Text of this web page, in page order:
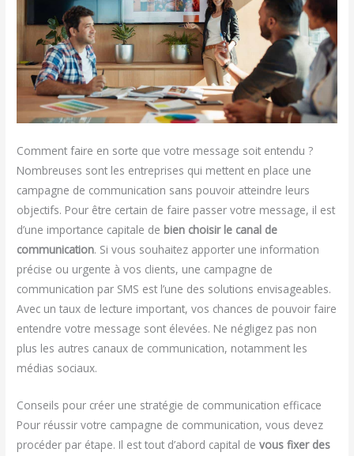
Comment faire en sorte que votre message soit entendu ?
Nombreuses sont les entreprises qui mettent en place une
campagne de communication sans pouvoir atteindre leurs
objectifs. Pour être certain de faire passer votre message, il est
d’une importance capitale de bien choisir le canal de
communication. Si vous souhaitez apporter une information
précise ou urgente à vos clients, une campagne de
communication par SMS est l’une des solutions envisageables.
Avec un taux de lecture important, vos chances de pouvoir faire
entendre votre message sont élevées. Ne négligez pas non
plus les autres canaux de communication, notamment les
médias sociaux.
Conseils pour créer une stratégie de communication efficace
Pour réussir votre campagne de communication, vous devez
procéder par étape. Il est tout d’abord capital devous fixer des